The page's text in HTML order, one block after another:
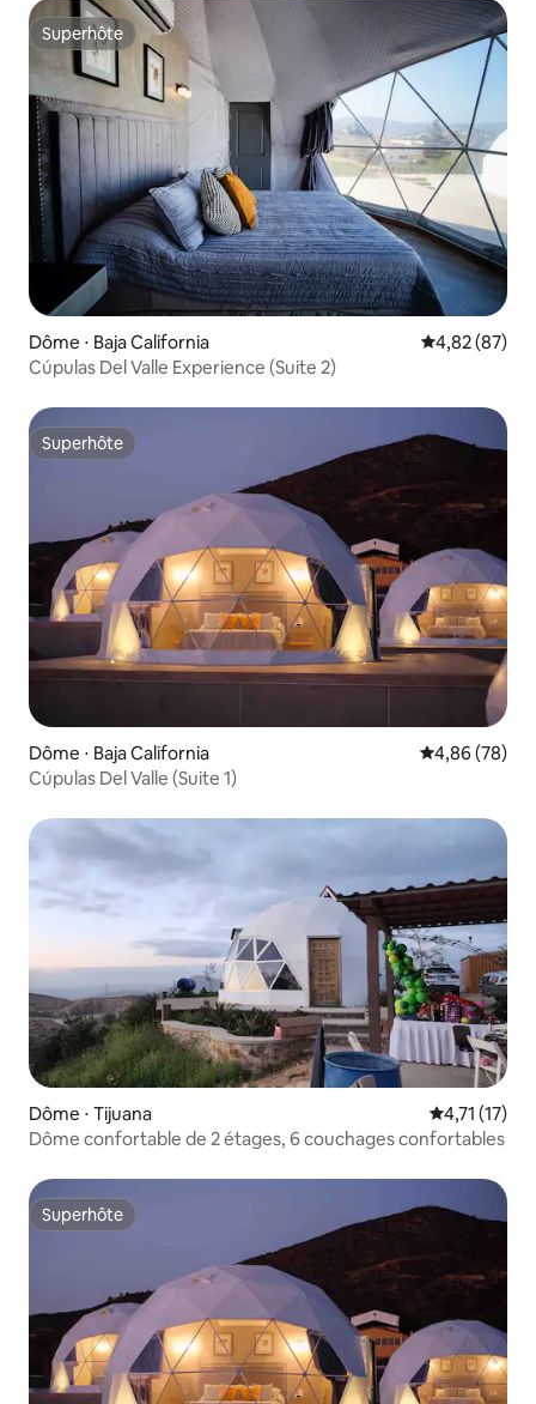
Superhôte
Superhôte
Dôme ⋅ Baja California Évaluation
4,82 (87)
Cúpulas Del Valle Experience (Suite 2)
Superhôte
Superhôte
Dôme ⋅ Baja California Évaluation
4,86 (78)
Cúpulas Del Valle (Suite 1)
Dôme ⋅ Tijuana Évaluation
4,71 (17)
Dôme confortable de 2 étages, 6 couchages confortables
Superhôte
Superhôte